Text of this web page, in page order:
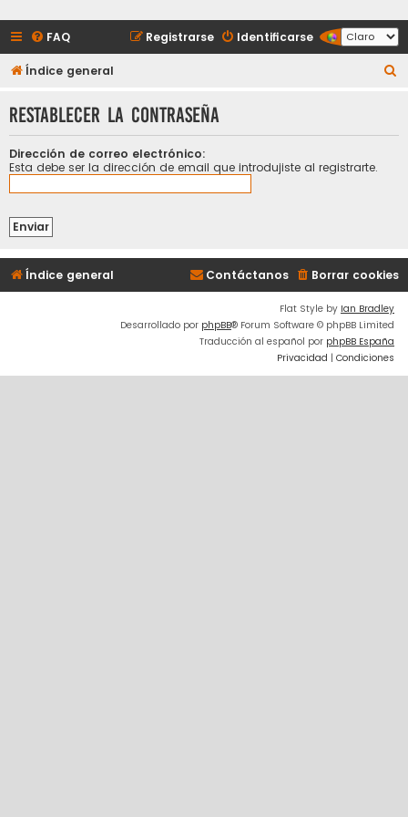
FAQ Identificarse
Registrarse
Índice general
c
Restablecer la contraseña
Dirección de correo electrónico:
Esta debe ser la dirección de email que introdujiste al registrarte.
Índice general Borrar cookies
Contáctanos
Flat Style by Ian Bradley
Desarrollado por phpBB® Forum Software © phpBB Limited
Traducción al español por phpBB España
Privacidad | Condiciones